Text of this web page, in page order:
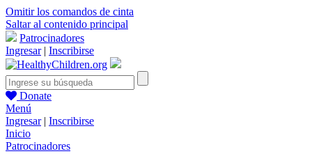
Omitir los comandos de cinta
Saltar al contenido principal
Patrocinadores
Ingresar| Inscribirse
Donate
Menú
Ingresar| Inscribirse
Inicio
Patrocinadores